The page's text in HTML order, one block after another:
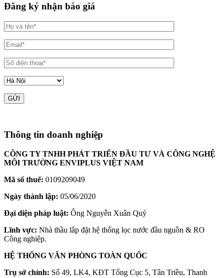
Đăng ký nhận báo giá
Thông tin doanh nghiệp
CÔNG TY TNHH PHÁT TRIỂN ĐẦU TƯ VÀ CÔNG NGHỆ
MÔI TRƯỜNG ENVIPLUS VIỆT NAM
Mã số thuế: 0109209049
Ngày thành lập: 05/06/2020
Đại diện pháp luật: Ông Nguyễn Xuân Quý
Lĩnh vực: Nhà thầu lắp đặt hệ thống lọc nước đầu nguồn & RO
Công nghiệp.
HỆ THỐNG VĂN PHÒNG TOÀN QUỐC
Trụ sở chính: Số 49, LK4, KĐT Tổng Cục 5, Tân Triều, Thanh